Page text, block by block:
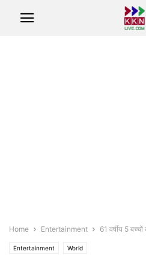
Home Entertainment 61 वर्षीय 5
Entertainment World